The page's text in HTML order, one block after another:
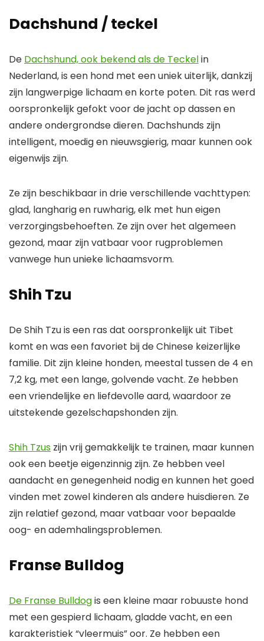
Dachshund / teckel
De Dachshund, ook bekend als de Teckelin
Nederland, is een hond met een uniek uiterlijk, dankzij
zijn langwerpige lichaam en korte poten. Dit ras werd
oorspronkelijk gefokt voor de jacht op dassen en
andere ondergrondse dieren. Dachshunds zijn
intelligent, moedig en nieuwsgierig, maar kunnen ook
eigenwijs zijn.
Ze zijn beschikbaar in drie verschillende vachttypen:
glad, langharig en ruwharig, elk met hun eigen
verzorgingsbehoeften. Ze zijn over het algemeen
gezond, maar zijn vatbaar voor rugproblemen
vanwege hun unieke lichaamsvorm.
Shih Tzu
De Shih Tzu is een ras dat oorspronkelijk uit Tibet
komt en was een favoriet bij de Chinese keizerlijke
familie. Dit zijn kleine honden, meestal tussen de 4 en
7,2 kg, met een lange, golvende vacht. Ze hebben
een vriendelijke en liefdevolle aard, waardoor ze
uitstekende gezelschapshonden zijn.
Shih Tzus zijn vrij gemakkelijk te trainen, maar kunnen
ook een beetje eigenzinnig zijn. Ze hebben veel
aandacht en genegenheid nodig en kunnen het goed
vinden met zowel kinderen als andere huisdieren. Ze
zijn relatief gezond, maar vatbaar voor bepaalde
oog- en ademhalingsproblemen.
Franse Bulldog
De Franse Bulldogis een kleine maar robuuste hond
met een gespierd lichaam, gladde vacht, en een
karakteristiek “vleermuis” oor. Ze hebben een